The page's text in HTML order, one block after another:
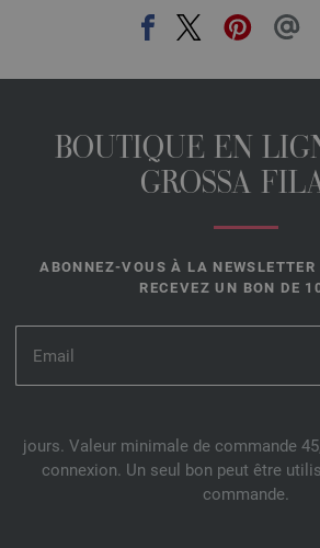
BOUTIQUE EN
GROSSA
ABONNEZ-VOUS À LA
RECEVEZ UN BON DE
jours. Valeur minimale de commande
connexion. Un seul bon peut être
commande.